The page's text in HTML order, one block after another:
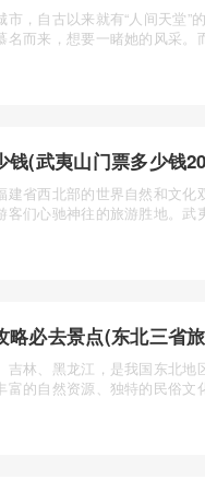
，自古以来就有“人间天堂”
名而来，想要一睹她的风采。
钱(武夷山门票多少钱
建省西北部的世界自然和文化
客们心驰神往的旅游胜地。武
吉林、黑龙江，是我国东北地
富的自然资源、独特的民俗文